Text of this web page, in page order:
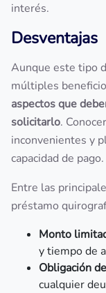
interés.
Desventajas
Aunque este tipo
múltiples
aspectos que
solicitarlo.
inconvenientes y
capacidad de pago.
Entre las
préstamo
Monto
y tiempo de
Obligación
cualquier